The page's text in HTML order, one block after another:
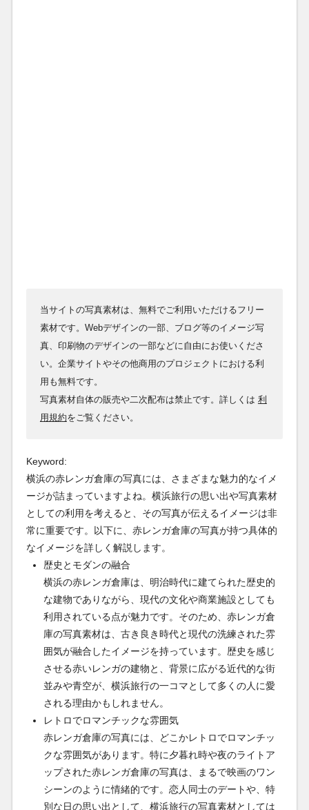
当サイトの写真素材は、無料でご利用いただけるフリー
素材です。Webデザインの一部、ブログ等のイメージ写
真、印刷物のデザインの一部などに自由にお使いくださ
い。企業サイトやその他商用のプロジェクトにおける利
用も無料です。
写真素材自体の販売や二次配布は禁止です。詳しくは 利
用規約をご覧ください。
Keyword:
横浜の赤レンガ倉庫の写真には、さまざまな魅力的なイメ
ージが詰まっていますよね。横浜旅行の思い出や写真素材
としての利用を考えると、その写真が伝えるイメージは非
常に重要です。以下に、赤レンガ倉庫の写真が持つ具体的
なイメージを詳しく解説します。
歴史とモダンの融合
横浜の赤レンガ倉庫は、明治時代に建てられた歴史的
な建物でありながら、現代の文化や商業施設としても
利用されている点が魅力です。そのため、赤レンガ倉
庫の写真素材は、古き良き時代と現代の洗練された雰
囲気が融合したイメージを持っています。歴史を感じ
させる赤いレンガの建物と、背景に広がる近代的な街
並みや青空が、横浜旅行の一コマとして多くの人に愛
される理由かもしれません。
レトロでロマンチックな雰囲気
赤レンガ倉庫の写真には、どこかレトロでロマンチッ
クな雰囲気があります。特に夕暮れ時や夜のライトア
ップされた赤レンガ倉庫の写真は、まるで映画のワン
シーンのように情緒的です。恋人同士のデートや、特
別な日の思い出として、横浜旅行の写真素材としては